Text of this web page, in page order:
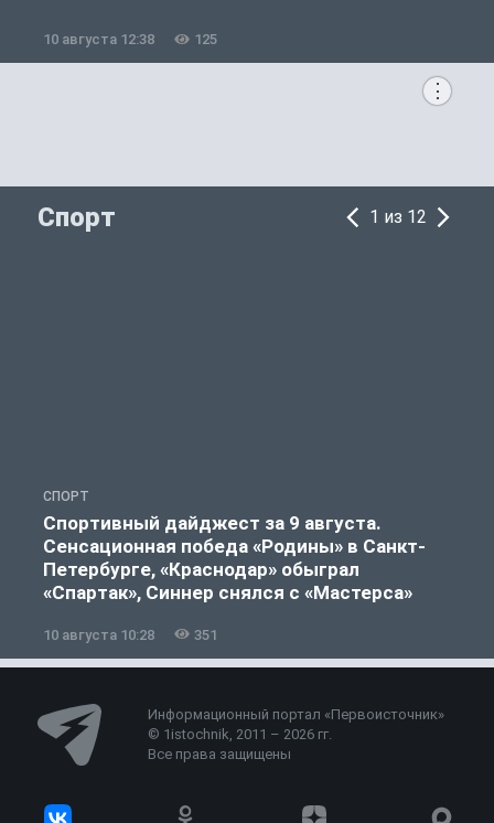
10 августа 12:38 125
Спорт 1 из 12
СПОРТ
Спортивный дайджест за 9 августа.
Сенсационная победа «Родины» в Санкт-
Петербурге, «Краснодар» обыграл
«Спартак», Синнер снялся с «Мастерса»
10 августа 10:28 351
Информационный портал «Первоисточник»
© 1istochnik, 2011 – 2026 гг.
Все права защищены